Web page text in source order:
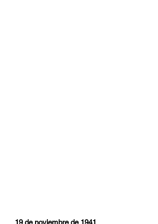
19 de noviembre de 1941